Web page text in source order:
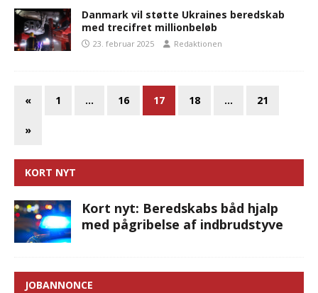
Danmark vil støtte Ukraines beredskab
med trecifret millionbeløb
23. februar 2025 Redaktionen
« 1 … 16 17 18 … 21
»
KORT NYT
Kort nyt: Beredskabs båd hjalp
med pågribelse af indbrudstyve
JOBANNONCE